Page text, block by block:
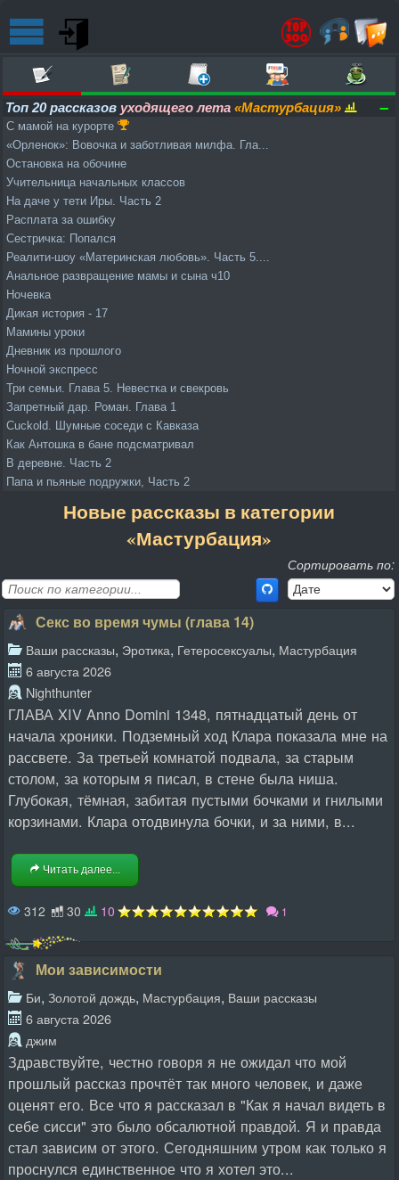
Топ 20 рассказов уходящего лета «Мастурбация» –
С мамой на курорте
«Орленок»: Вовочка и заботливая милфа. Гла...
Остановка на обочине
Учительница начальных классов
На даче у тети Иры. Часть 2
Расплата за ошибку
Сестричка: Попался
Реалити-шоу «Материнская любовь». Часть 5....
Анальное развращение мамы и сына ч10
Ночевка
Дикая история - 17
Мамины уроки
Дневник из прошлого
Ночной экспресс
Три семьи. Глава 5. Невестка и свекровь
Запретный дар. Роман. Глава 1
Cuckold. Шумные соседи с Кавказа
Как Антошка в бане подсматривал
В деревне. Часть 2
Папа и пьяные подружки, Часть 2
Новые рассказы в категории
«Мастурбация»
Сортировать по:
Секс во время чумы (глава 14)
Ваши рассказы, Эротика, Гетеросексуалы, Мастурбация
6 августа 2026
Nighthunter
ГЛАВА XIV Anno Domini 1348, пятнадцатый день от
начала хроники. Подземный ход Клара показала мне на
рассвете. За третьей комнатой подвала, за старым
столом, за которым я писал, в стене была ниша.
Глубокая, тёмная, забитая пустыми бочками и гнилыми
корзинами. Клара отодвинула бочки, и за ними, в...
Читать далее...
312 30 10 1
Мои зависимости
Би, Золотой дождь, Мастурбация, Ваши рассказы
6 августа 2026
джим
Здравствуйте, честно говоря я не ожидал что мой
прошлый рассказ прочтёт так много человек, и даже
оценят его. Все что я рассказал в "Как я начал видеть в
себе сисси" это было обсалютной правдой. Я и правда
стал зависим от этого. Сегодняшним утром как только я
проснулся единственное что я хотел это...